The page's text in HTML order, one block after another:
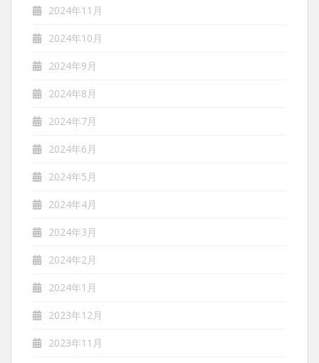
2024年11月
2024年10月
2024年9月
2024年8月
2024年7月
2024年6月
2024年5月
2024年4月
2024年3月
2024年2月
2024年1月
2023年12月
2023年11月